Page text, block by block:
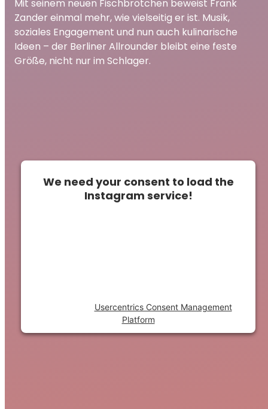
Mit seinem neuen Fischbrötchen beweist Frank
Zander einmal mehr, wie vielseitig er ist. Musik,
soziales Engagement und nun auch kulinarische
Ideen – der Berliner Allrounder bleibt eine feste
Größe, nicht nur im Schlager.
We need your consent to load the
Instagram service!
Usercentrics Consent Management
Platform